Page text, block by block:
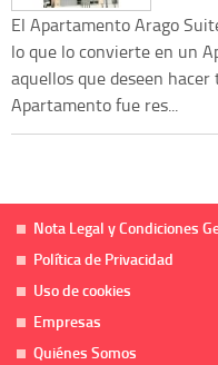
El Apartamento Arago
lo que lo convierte en un
aquellos que deseen
Apartamento fue res...
Nota Legal y Condiciones
Política de Privacidad
Uso de cookies
Empresas
Quiénes Somos